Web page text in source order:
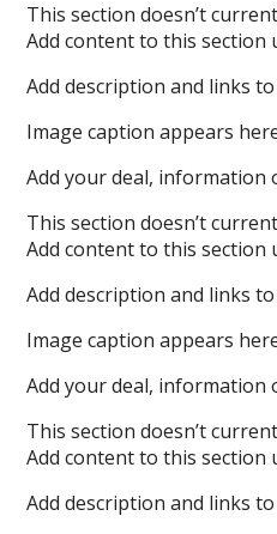
This section doesn’t
Add content to this section
Add description and links
Image caption appears
Add your deal,
This section doesn’t
Add content to this section
Add description and links
Image caption appears
Add your deal,
This section doesn’t
Add content to this section
Add description and links